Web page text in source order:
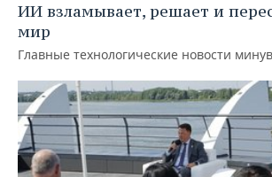
ИИ взламывает, решает и
мир
Главные технологические новости